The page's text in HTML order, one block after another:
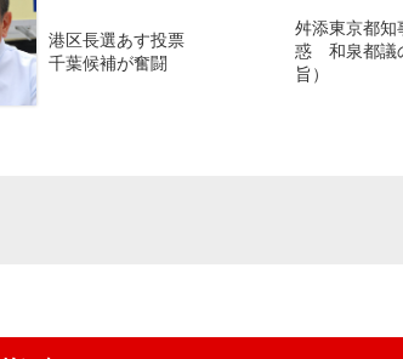
港区長選あす投票
千葉候補が奮闘
舛添東京都知
惑 和泉都議
旨）